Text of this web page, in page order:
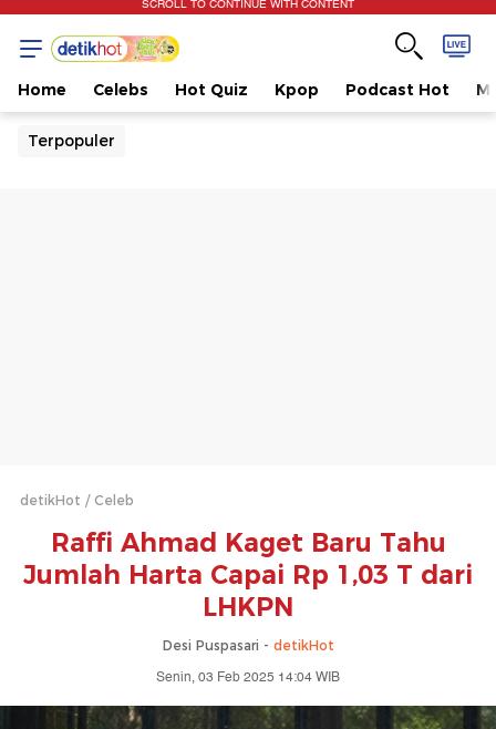
SCROLL TO CONTINUE WITH CONTENT
Home Celebs Hot Quiz Kpop Podcast Hot
Terpopuler
detikHot Celeb
Raffi Ahmad Kaget Baru Tahu
Jumlah Harta Capai Rp 1,03 T dari
LHKPN
Desi Puspasari - detikHot
Senin, 03 Feb 2025 14:04 WIB